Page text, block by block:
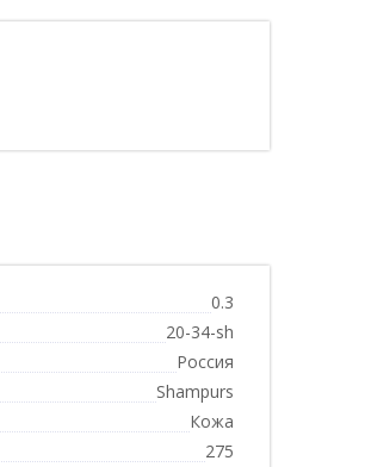
0.3
20-34-sh
Россия
Shampurs
Кожа
275